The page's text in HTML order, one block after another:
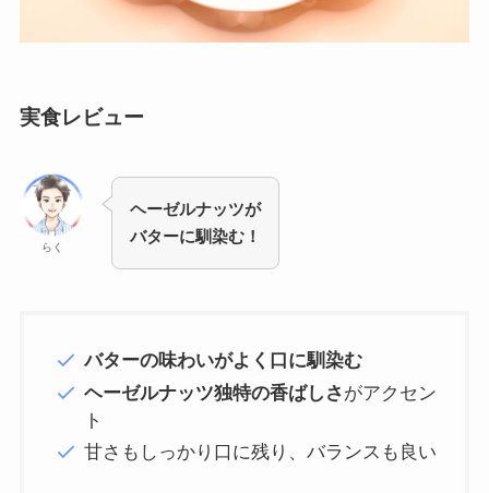
実食レビュー
らく
ヘーゼルナッツが
バターに馴染む！
バターの味わいがよく口に馴染む
ヘーゼルナッツ独特の香ばしさ がアクセン
ト
甘さもしっかり口に残り、バランスも良い